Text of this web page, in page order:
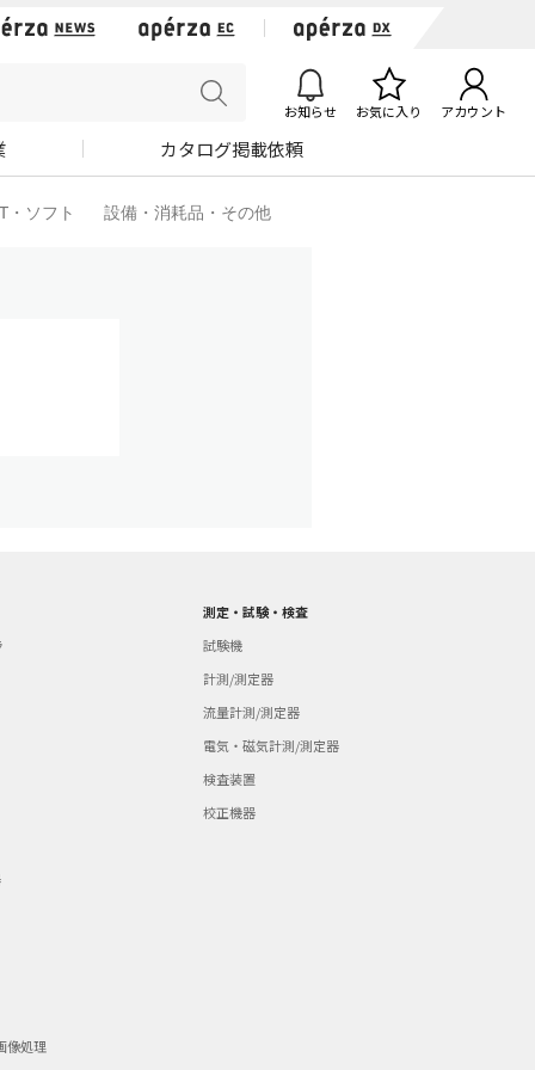
お知らせ お気に入り アカウント
カタログ掲載依頼
・ソフト 設備・消耗品・その他
像処理
測定・試験・検査
試験機
計測/測定器
流量計測/測定器
電気・磁気計測/測定器
検査装置
校正機器